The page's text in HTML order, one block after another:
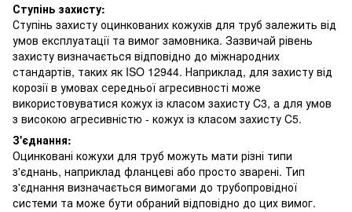
Ступінь захисту:
Ступінь захисту оцинкованих кожухів для труб залежить від
умов експлуатації та вимог замовника. Зазвичай рівень
захисту визначається відповідно до міжнародних
стандартів, таких як ISO 12944. Наприклад, для захисту від
корозії в умовах середньої агресивності може
використовуватися кожух із класом захисту C3, а для умов
з високою агресивністю - кожух із класом захисту C5.
З'єднання:
Оцинковані кожухи для труб можуть мати різні типи
з'єднань, наприклад фланцеві або просто зварені. Тип
з'єднання визначається вимогами до трубопровідної
системи та може бути обраний відповідно до цих вимог.